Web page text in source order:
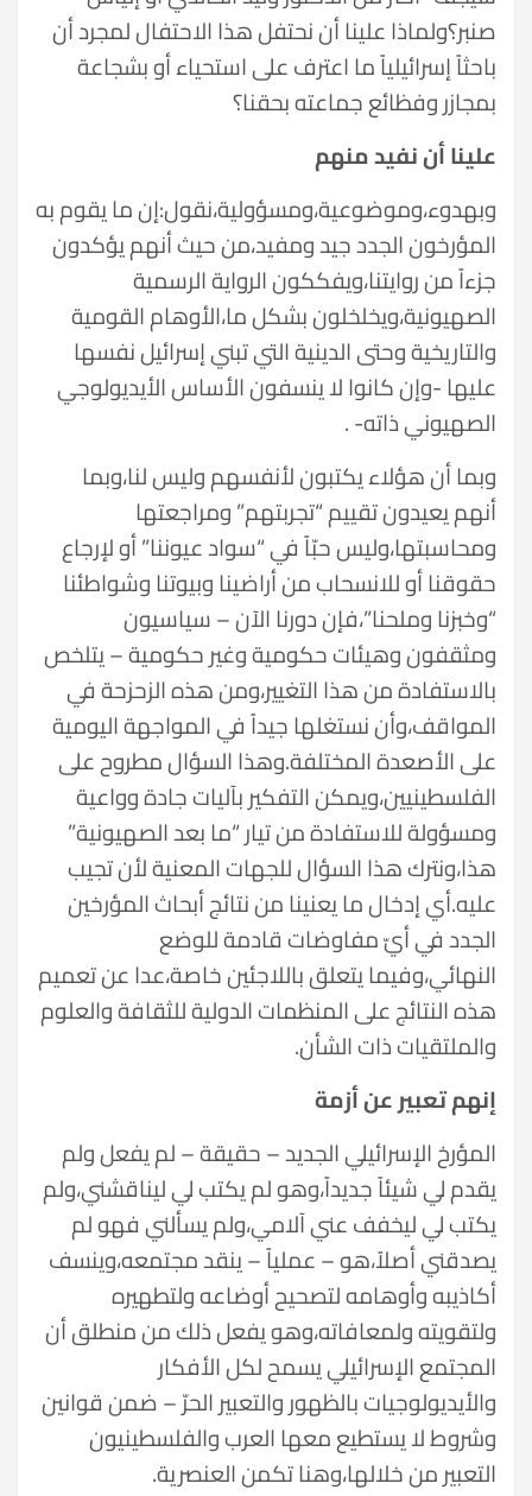
صنبر؟ولماذا علينا أن نحتفل هذا الاحتفال لمجرد أن
باحثاً إسرائيلياً ما اعترف على استحياء أو بشجاعة
بمجازر وفظائع جماعته بحقنا؟
علينا أن نفيد منهم
وبهدوء،وموضوعية،ومسؤولية،نقول:إن ما يقوم به
المؤرخون الجدد جيد ومفيد،من حيث أنهم يؤكدون
جزءاً من روايتنا،ويفككون الرواية الرسمية
الصهيونية،ويخلخلون بشكل ما،الأوهام القومية
والتاريخية وحتى الدينية التي تبني إسرائيل نفسها
عليها -وإن كانوا لا ينسفون الأساس الأيديولوجي
الصهيوني ذاته- .
وبما أن هؤلاء يكتبون لأنفسهم وليس لنا،وبما
أنهم يعيدون تقييم “تجربتهم” ومراجعتها
ومحاسبتها،وليس حبّاً في “سواد عيوننا” أو لإرجاع
حقوقنا أو للانسحاب من أراضينا وبيوتنا وشواطئنا
“وخبزنا وملحنا”،فإن دورنا الآن – سياسيون
ومثقفون وهيئات حكومية وغير حكومية – يتلخص
بالاستفادة من هذا التغيير،ومن هذه الزحزحة في
المواقف،وأن نستغلها جيداً في المواجهة اليومية
على الأصعدة المختلفة.وهذا السؤال مطروح على
الفلسطينيين،ويمكن التفكير بآليات جادة وواعية
ومسؤولة للاستفادة من تيار “ما بعد الصهيونية”
هذا،ونترك هذا السؤال للجهات المعنية لأن تجيب
عليه.أي إدخال ما يعنينا من نتائج أبحاث المؤرخين
الجدد في أيّ مفاوضات قادمة للوضع
النهائي،وفيما يتعلق باللاجئين خاصة،عدا عن تعميم
هذه النتائج على المنظمات الدولية للثقافة والعلوم
والملتقيات ذات الشأن.
إنهم تعبير عن أزمة
المؤرخ الإسرائيلي الجديد – حقيقة – لم يفعل ولم
يقدم لي شيئاً جديداً،وهو لم يكتب لي ليناقشني،ولم
يكتب لي ليخفف عني آلامي،ولم يسألني فهو لم
يصدقني أصلاً،هو – عملياً – ينقد مجتمعه،وينسف
أكاذيبه وأوهامه لتصحيح أوضاعه ولتطهيره
ولتقويته ولمعافاته،وهو يفعل ذلك من منطلق أن
المجتمع الإسرائيلي يسمح لكل الأفكار
والأيديولوجيات بالظهور والتعبير الحرّ – ضمن قوانين
وشروط لا يستطيع معها العرب والفلسطينيون
التعبير من خلالها،وهنا تكمن العنصرية.